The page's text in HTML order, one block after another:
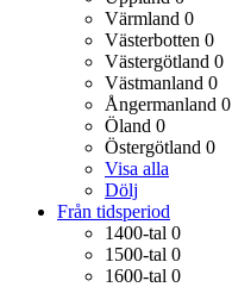
Värmland 0
Västerbotten 0
Västergötland 0
Västmanland 0
Ångermanland 0
Öland 0
Östergötland 0
Visa alla
Dölj
Från tidsperiod
1400-tal 0
1500-tal 0
1600-tal 0